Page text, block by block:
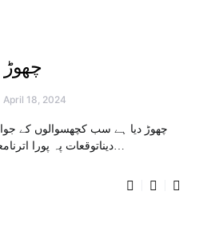
April 18, 2024
چھوڑ دیا ہے سب کچھسوالوں کے